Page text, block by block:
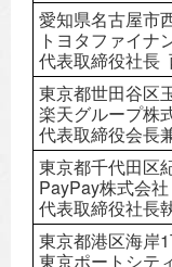
愛知県名古屋市
トヨタファイナ
代表取締役社長
東京都世田谷区
楽天グループ株
代表取締役会長
東京都千代田区
PayPay株式会社
代表取締役社長
東京都港区海岸
東京ポートシテ